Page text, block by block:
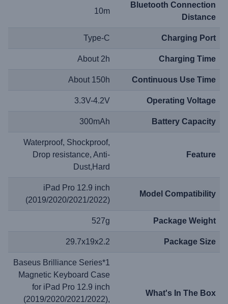
Bluetooth Connection
Distance
10m
Charging Port
Type-C
Charging Time
About 2h
Continuous Use Time
About 150h
Operating Voltage
3.3V-4.2V
Battery Capacity
300mAh
Feature
Waterproof, Shockproof,
Drop resistance, Anti-
Dust,Hard
Model Compatibility
iPad Pro 12.9 inch
(2019/2020/2021/2022)
Package Weight
527g
Package Size
29.7x19x2.2
What's In The Box
1*Baseus Brilliance Series
Magnetic Keyboard Case
for iPad Pro 12.9 inch
(2019/2020/2021/2022),